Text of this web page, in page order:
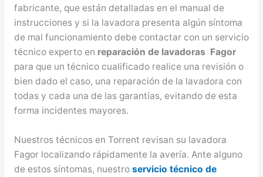
fabricante, que están detalladas en el manual de
instrucciones y si la lavadora presenta algún síntoma
de mal funcionamiento debe contactar con un servicio
técnico experto en reparación de lavadoras Fagor
para que un técnico cualificado realice una revisión o
bien dado el caso, una reparación de la lavadora con
todas y cada una de las garantías, evitando de esta
forma incidentes mayores.
Nuestros técnicos en Torrent revisan su lavadora
Fagor localizando rápidamente la avería. Ante alguno
de estos síntomas, nuestro servicio técnico de